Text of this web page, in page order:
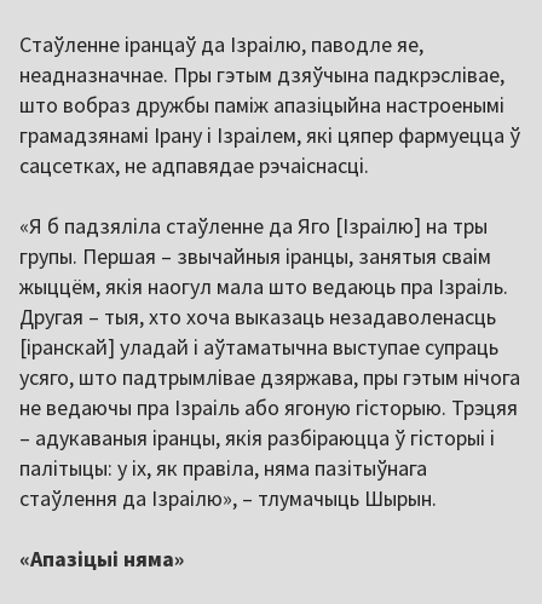
Стаўленне іранцаў да Ізраілю, паводле яе,
неадназначнае. Пры гэтым дзяўчына падкрэслівае,
што вобраз дружбы паміж апазіцыйна настроенымі
грамадзянамі Ірану і Ізраілем, які цяпер фармуецца ў
сацсетках, не адпавядае рэчаіснасці.
«Я б падзяліла стаўленне да Яго [Ізраілю] на тры
групы. Першая – звычайныя іранцы, занятыя сваім
жыццём, якія наогул мала што ведаюць пра Ізраіль.
Другая – тыя, хто хоча выказаць незадаволенасць
[іранскай] уладай і аўтаматычна выступае супраць
усяго, што падтрымлівае дзяржава, пры гэтым нічога
не ведаючы пра Ізраіль або ягоную гісторыю. Трэцяя
– адукаваныя іранцы, якія разбіраюцца ў гісторыі і
палітыцы: у іх, як правіла, няма пазітыўнага
стаўлення да Ізраілю», – тлумачыць Шырын.
«Апазіцыі няма»